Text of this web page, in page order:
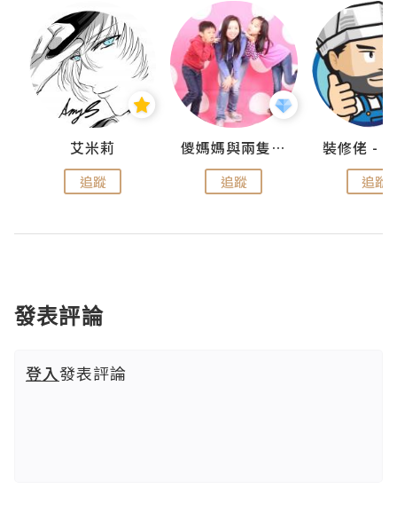
艾米莉
追蹤
儍媽媽與兩隻小魔怪之家
追蹤 追蹤
發表評論
登入發表評論